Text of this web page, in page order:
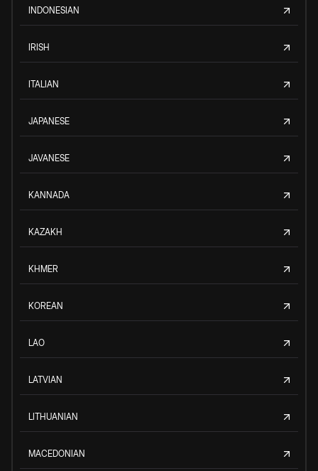
INDONESIAN
IRISH
ITALIAN
JAPANESE
JAVANESE
KANNADA
KAZAKH
KHMER
KOREAN
LAO
LATVIAN
LITHUANIAN
MACEDONIAN